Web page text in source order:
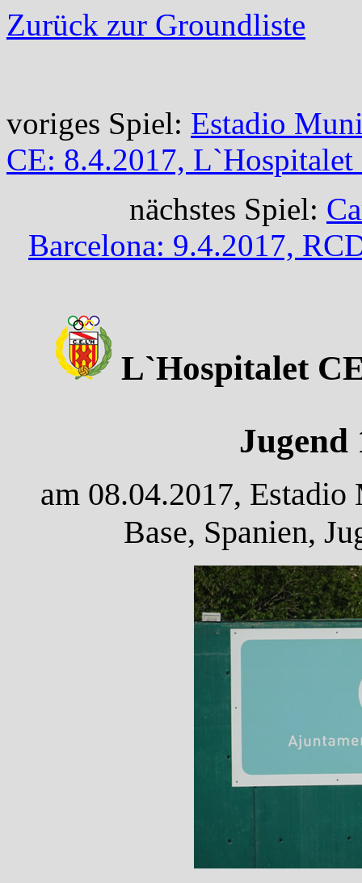
Zurück zur Groundliste
voriges Spiel: Estadio
CE: 8.4.2017,
nächstes Spiel:
Barcelona: 9.4.2017,
L`Hospitalet
am 08.04.2017,
Base, Spanien,